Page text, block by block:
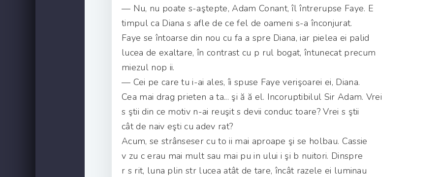
— Nu, nu poate s-aştepte, Adam Conant, îl întrerupse Faye. E
timpul ca Diana s afle de ce fel de oameni s-a înconjurat.
Faye se întoarse din nou cu fa a spre Diana, iar pielea ei palid
lucea de exaltare, în contrast cu p rul bogat, întunecat precum
miezul nop ii.
— Cei pe care tu i-ai ales, îi spuse Faye verişoarei ei, Diana.
Cea mai drag prieten a ta... şi ă ă el. Incoruptibilul Sir Adam. Vrei
s ştii din ce motiv n-ai reuşit s devii conduc toare? Vrei s ştii
cât de naiv eşti cu adev rat?
Acum, se strânseser cu to ii mai aproape şi se holbau. Cassie
v zu c erau mai mult sau mai pu in ului i şi b nuitori. Dinspre
r s rit, luna plin str lucea atât de tare, încât razele ei luminau